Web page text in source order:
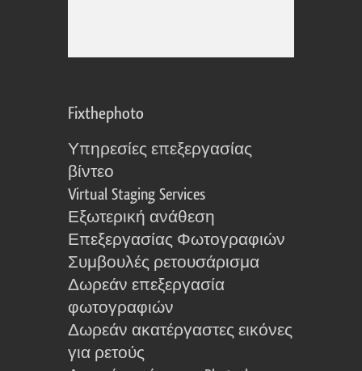
Fixthephoto
Υπηρεσίες επεξεργασίας
βίντεο
Virtual Staging Services
Εξωτερική ανάθεση
Επεξεργασίας Φωτογραφιών
Συμβουλές ρετουσάρισμα
Δωρεάν επεξεργασία
φωτογραφιών
Δωρεάν ακατέργαστες εικόνες
για ρετούς